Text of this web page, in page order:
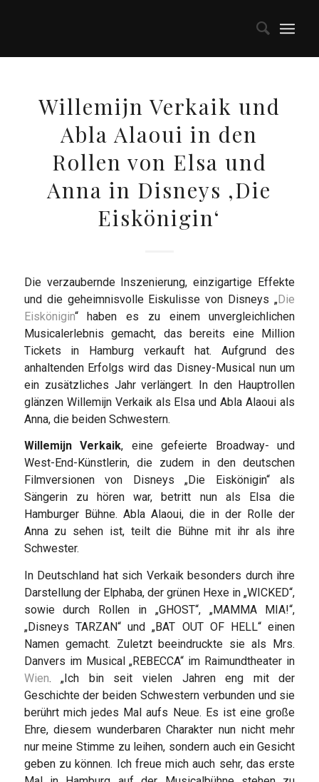
Willemijn Verkaik und
Abla Alaoui in den
Rollen von Elsa und
Anna in Disneys ‚Die
Eiskönigin‘
Die verzaubernde Inszenierung, einzigartige Effekte
und die geheimnisvolle Eiskulisse von Disneys „Die
Eiskönigin“ haben es zu einem unvergleichlichen
Musicalerlebnis gemacht, das bereits eine Million
Tickets in Hamburg verkauft hat. Aufgrund des
anhaltenden Erfolgs wird das Disney-Musical nun um
ein zusätzliches Jahr verlängert. In den Hauptrollen
glänzen Willemijn Verkaik als Elsa und Abla Alaoui als
Anna, die beiden Schwestern.
Willemijn Verkaik, eine gefeierte Broadway- und
West-End-Künstlerin, die zudem in den deutschen
Filmversionen von Disneys „Die Eiskönigin“ als
Sängerin zu hören war, betritt nun als Elsa die
Hamburger Bühne. Abla Alaoui, die in der Rolle der
Anna zu sehen ist, teilt die Bühne mit ihr als ihre
Schwester.
In Deutschland hat sich Verkaik besonders durch ihre
Darstellung der Elphaba, der grünen Hexe in „WICKED“,
sowie durch Rollen in „GHOST“, „MAMMA MIA!“,
„Disneys TARZAN“ und „BAT OUT OF HELL“ einen
Namen gemacht. Zuletzt beeindruckte sie als Mrs.
Danvers im Musical „REBECCA“ im Raimundtheater in
Wien. „Ich bin seit vielen Jahren eng mit der
Geschichte der beiden Schwestern verbunden und sie
berührt mich jedes Mal aufs Neue. Es ist eine große
Ehre, diesem wunderbaren Charakter nun nicht mehr
nur meine Stimme zu leihen, sondern auch ein Gesicht
geben zu können. Ich freue mich auch sehr, das erste